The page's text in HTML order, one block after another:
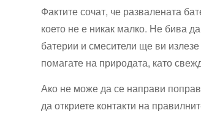
Фактите сочат, че развалената
което не е никак малко. Не бива
батерии и смесители ще ви
помагате на природата, като
Ако не може да се направи
да откриете контакти на